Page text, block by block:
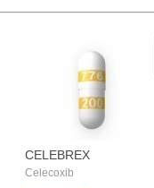
CELEBREX
Celecoxib